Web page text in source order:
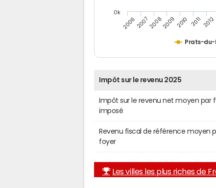
Prats-du-
20062007200820092010 2011 2012
0k
Impôt sur le revenu 2025
Impôt sur le revenu net moyen par
imposé
Revenu fiscal de référence moyen
foyer
Les villes les plus riches de